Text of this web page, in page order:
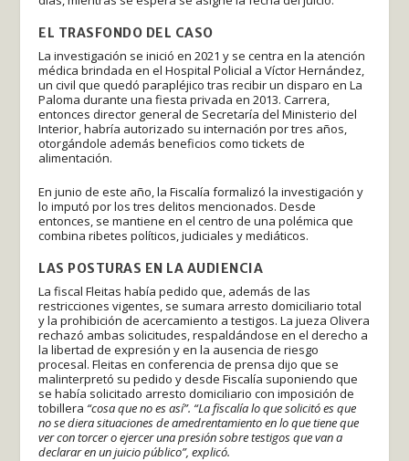
EL TRASFONDO DEL CASO
La investigación se inició en 2021 y se centra en la atención
médica brindada en el Hospital Policial a Víctor Hernández,
un civil que quedó parapléjico tras recibir un disparo en La
Paloma durante una fiesta privada en 2013. Carrera,
entonces director general de Secretaría del Ministerio del
Interior, habría autorizado su internación por tres años,
otorgándole además beneficios como tickets de
alimentación.
En junio de este año, la Fiscalía formalizó la investigación y
lo imputó por los tres delitos mencionados. Desde
entonces, se mantiene en el centro de una polémica que
combina ribetes políticos, judiciales y mediáticos.
LAS POSTURAS EN LA AUDIENCIA
La fiscal Fleitas había pedido que, además de las
restricciones vigentes, se sumara arresto domiciliario total
y la prohibición de acercamiento a testigos. La jueza Olivera
rechazó ambas solicitudes, respaldándose en el derecho a
la libertad de expresión y en la ausencia de riesgo
procesal. Fleitas en conferencia de prensa dijo que se
malinterpretó su pedido y desde Fiscalía suponiendo que
se había solicitado arresto domiciliario con imposición de
tobillera “cosa que no es así”. “La fiscalía lo que solicitó es que
no se diera situaciones de amedrentamiento en lo que tiene que
ver con torcer o ejercer una presión sobre testigos que van a
declarar en un juicio público”, explicó.